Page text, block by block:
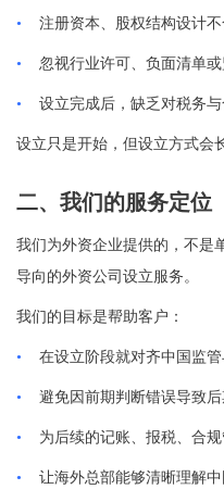
• 注册资本、股权结构设计不
• 忽视行业许可、负面清单
• 设立完成后，缺乏对税务
设立只是开始，但设立方式会
二、我们的服务定位
我们为外资企业提供的，不是
导向的外资公司设立服务。
我们的目标是帮助客户：
• 在设立阶段就对齐中国监
• 避免因前期判断错误导致
• 为后续的记账、报税、合
• 让海外总部能够清晰理解